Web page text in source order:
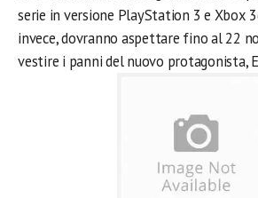
serie in versione PlayStation 3 e Xbox
invece, dovranno aspettare fino al 22
vestire i panni del nuovo protagonista,